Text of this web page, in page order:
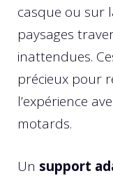
casque ou sur
paysages
inattendues.
précieux pour
l’expérience
motards.
Un support